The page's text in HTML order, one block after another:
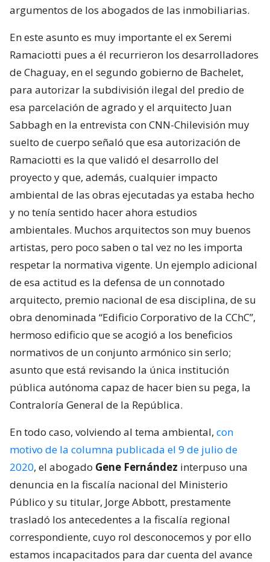
argumentos de los abogados de las inmobiliarias.
En este asunto es muy importante el ex Seremi
Ramaciotti pues a él recurrieron los desarrolladores
de Chaguay, en el segundo gobierno de Bachelet,
para autorizar la subdivisión ilegal del predio de
esa parcelación de agrado y el arquitecto Juan
Sabbagh en la entrevista con CNN-Chilevisión muy
suelto de cuerpo señaló que esa autorización de
Ramaciotti es la que validó el desarrollo del
proyecto y que, además, cualquier impacto
ambiental de las obras ejecutadas ya estaba hecho
y no tenía sentido hacer ahora estudios
ambientales. Muchos arquitectos son muy buenos
artistas, pero poco saben o tal vez no les importa
respetar la normativa vigente. Un ejemplo adicional
de esa actitud es la defensa de un connotado
arquitecto, premio nacional de esa disciplina, de su
obra denominada “Edificio Corporativo de la CChC”,
hermoso edificio que se acogió a los beneficios
normativos de un conjunto armónico sin serlo;
asunto que está revisando la única institución
pública autónoma capaz de hacer bien su pega, la
Contraloría General de la República.
En todo caso, volviendo al tema ambiental, con
motivo de la columna publicada el 9 de julio de
2020, el abogado Gene Fernández interpuso una
denuncia en la fiscalía nacional del Ministerio
Público y su titular, Jorge Abbott, prestamente
trasladó los antecedentes a la fiscalía regional
correspondiente, cuyo rol desconocemos y por ello
estamos incapacitados para dar cuenta del avance